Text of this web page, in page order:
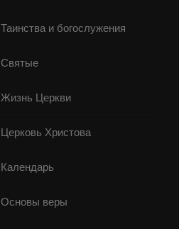
Таинства и богослужения
Святые
Жизнь Церкви
Церковь Христова
Календарь
Основы веры